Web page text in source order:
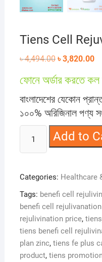
Tiens Cell
৳4,494.00 Original
price
৳ 4,494.00.
৳3,820.00
৳
ফোনে অর্ডার করতে
বাংলাদেশের যেকোন
১০০% অরিজিনাল পণ্য
Rejuvenation
quantity
Add to
Categories: Healthcare
Tags: benefi cell
benefi cell
rejulivination price, tiens
tiens benefi cell
plan zinc, tiens fe plus
product, tiens